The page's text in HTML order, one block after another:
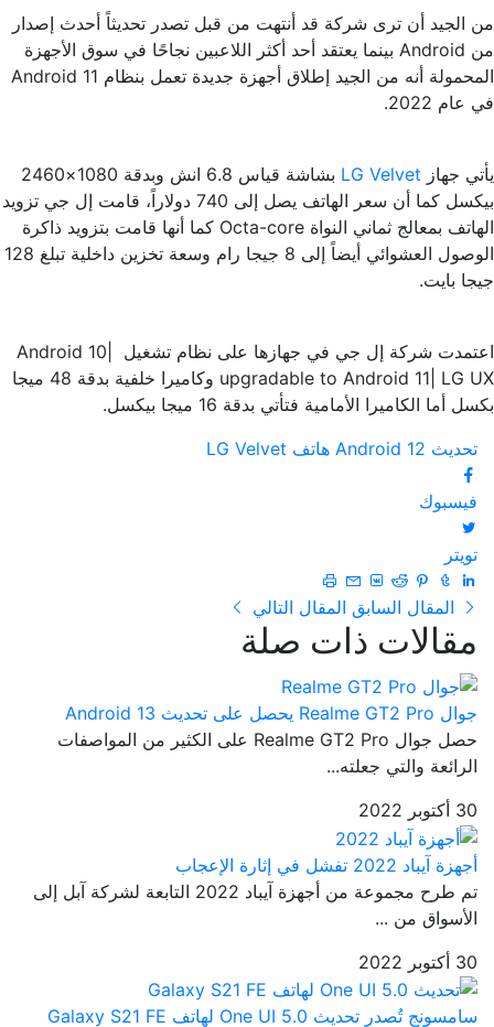
من الجيد أن ترى شركة قد أنتهت من قبل تصدر تحديثاً أحدث إصدار
من Android بينما يعتقد أحد أكثر اللاعبين نجاحًا في سوق الأجهزة
المحمولة أنه من الجيد إطلاق أجهزة جديدة تعمل بنظام Android 11
في عام 2022.
يأتي جهاز LG Velvet
بشاشة قياس 6.8 انش وبدقة 1080×2460
بيكسل كما أن سعر الهاتف يصل إلى 740 دولاراً، قامت إل جي تزويد
الهاتف بمعالج ثماني النواة Octa-core كما أنها قامت بتزويد ذاكرة
الوصول العشوائي أيضاً إلى 8 جيجا رام وسعة تخزين داخلية تبلغ 128
جيجا بايت.
اعتمدت شركة إل جي في جهازها على نظام تشغيل Android 10|
upgradable to Android 11| LG UX وكاميرا خلفية بدقة 48 ميجا
بكسل أما الكاميرا الأمامية فتأتي بدقة 16 ميجا بيكسل.
تحديث Android 12
هاتف LG Velvet
فيسبوك
تويتر
المقال السابق المقال التالي
مقالات ذات صلة
جوال Realme GT2 Pro يحصل على تحديث Android 13
حصل جوال Realme GT2 Pro على الكثير من المواصفات
الرائعة والتي جعلته...
30 أكتوبر 2022
أجهزة آيباد 2022 تفشل في إثارة الإعجاب
تم طرح مجموعة من أجهزة آيباد 2022 التابعة لشركة آبل إلى
الأسواق من ...
30 أكتوبر 2022
سامسونج تُصدر تحديث One UI 5.0 لهاتف Galaxy S21 FE